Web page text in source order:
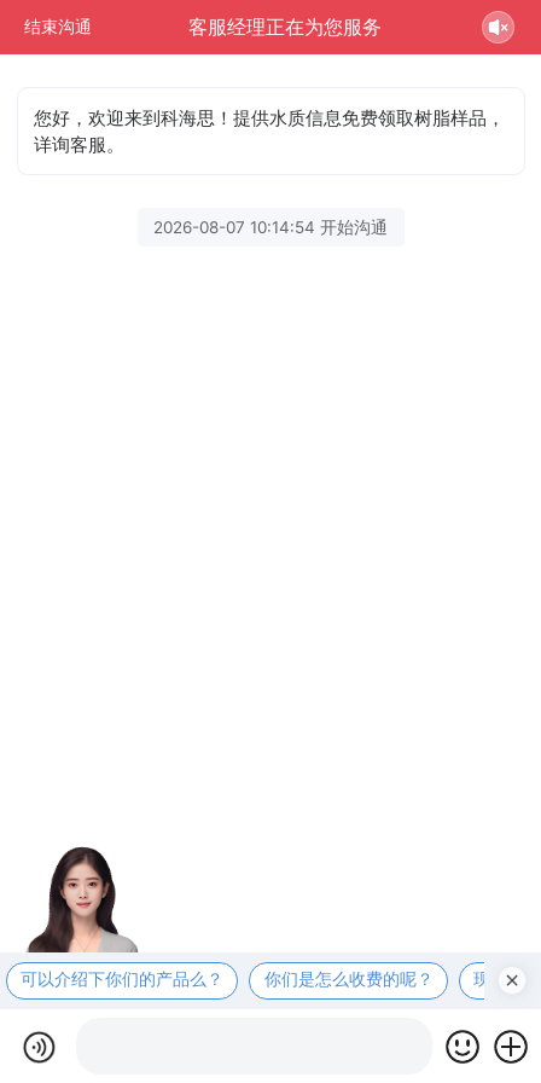
结束沟通 客服经理正在为您服务
您好，欢迎来到科海思！提供水质信息免费领取树脂样品，
详询客服。
2026-08-07 10:14:54 开始沟通
可以介绍下你们的产品么？ 你们是怎么收费的呢？ 现在有